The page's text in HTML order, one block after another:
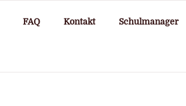
FAQ Kontakt Schulmanager